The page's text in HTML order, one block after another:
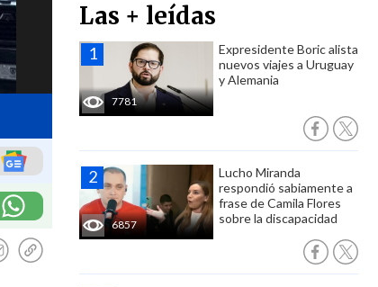
Las + leídas
7781
Expresidente Boric alista
nuevos viajes a Uruguay
y Alemania
6857
Lucho Miranda
respondió sabiamente a
frase de Camila Flores
sobre la discapacidad